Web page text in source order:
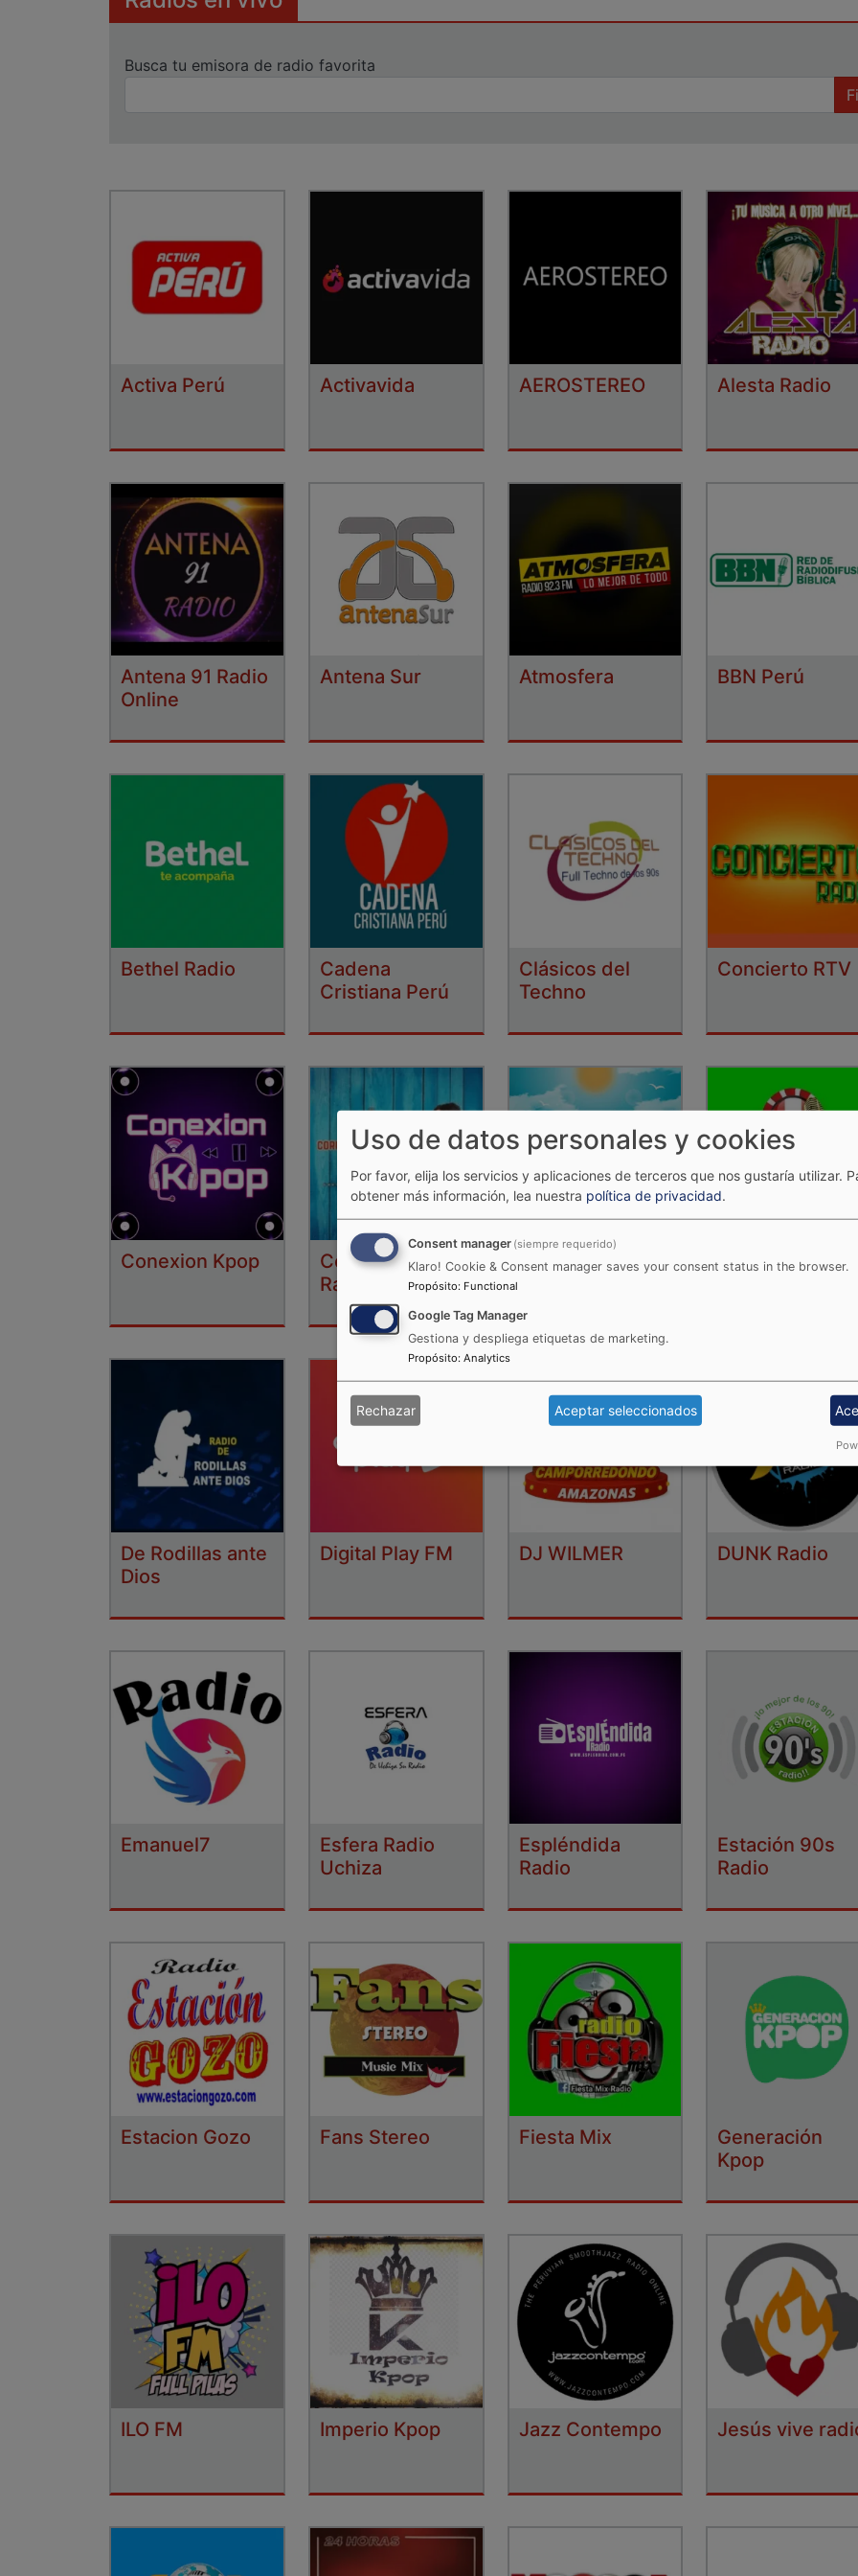
Busca tu emisora de radio favorita
Activa Perú Activavida AEROSTEREO Alesta Radio
Antena 91 Radio
Online
Antena Sur Atmosfera BBN Perú
Bethel Radio
Cadena
Cristiana Perú
Clásicos del
Techno
Concierto RTV
Conexion Kpop
Corporación
Radial E&L
Cumbia Radio Cumbia Total
De Rodillas ante
Dios
Digital Play FM DJ WILMER DUNK Radio
Emanuel7
Esfera Radio
Uchiza
Espléndida
Radio
Estación 90s
Radio
Estacion Gozo Fans Stereo Fiesta Mix
Generación
Kpop
ILO FM Imperio Kpop Jazz Contempo Jesús vive
Uso de datos personales y cookies
Por favor, elija los servicios y aplicaciones de terceros que nos gustaría utilizar.
obtener más información, lea nuestra política de privacidad.
Consent manager (siempre requerido)
Klaro! Cookie & Consent manager saves your consent status in the browser.
Propósito: Functional
Google Tag Manager
Gestiona y despliega etiquetas de marketing.
Propósito: Analytics
Rechazar Aceptar seleccionados